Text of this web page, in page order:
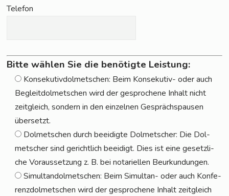
Tele­fon
Bitte wählen Sie die benötigte Leistung:
Kon­se­ku­tiv­dol­met­schen: Beim Kon­se­ku­tiv- oder auch
Begleit­dol­met­schen wird der gespro­che­ne Inhalt nicht
zeit­gleich, son­dern in den ein­zel­nen Gesprächs­pau­sen
über­setzt.
Dol­met­schen durch beei­dig­te Dol­met­scher: Die Dol­
met­scher sind gericht­lich beei­digt. Dies ist eine gesetz­li­
che Vor­aus­set­zung z. B. bei nota­ri­el­len Beur­kun­dun­gen.
Simul­tan­dol­met­schen: Beim Simul­tan- oder auch Kon­fe­
renz­dol­met­schen wird der gespro­che­ne Inhalt zeit­gleich